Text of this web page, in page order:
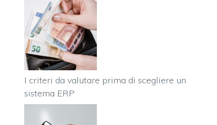
I criteri da valutare prima di scegliere un
sistema ERP